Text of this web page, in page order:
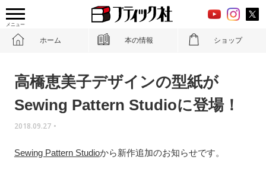
メニュー
ホーム 本の情報 ショップ
高橋恵美子デザインの型紙が
Sewing Pattern Studioに登場！
2018.09.27 •
Sewing Pattern Studioから新作追加のお知らせです。